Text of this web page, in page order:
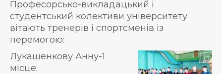
Професорсько-викладацький і
студентський колективи університету
вітають тренерів і спортсменів із
перемогою:
Лукашенкову Анну-1
місце;